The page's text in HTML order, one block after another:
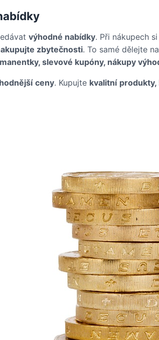
výhodné nabídky. Při nákupech
zbytečnosti. To samé dělejte na
slevové kupóny, nákupy
ceny. Kupujte kvalitní produkty,